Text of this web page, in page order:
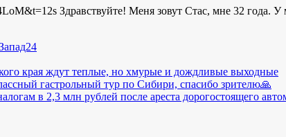
Здравствуйте! Меня зовут Стас, мне 32 года.
края ждут теплые, но хмурые и дождливые выходные
гастрольный тур по Сибири, спасибо зрителю🙏
в 2,3 млн рублей после ареста дорогостоящего